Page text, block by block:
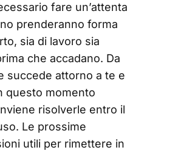
fare un’attenta
prenderanno forma
sia di lavoro sia
che accadano. Da
succede attorno a te e
questo momento
risolverle entro il
Le prossime
utili per rimettere in